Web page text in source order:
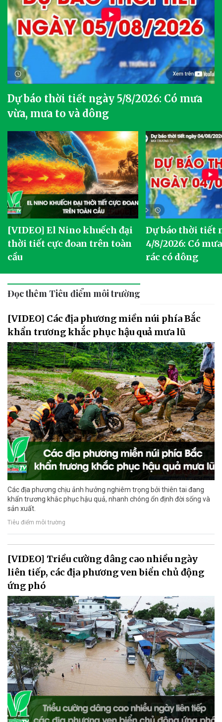
Dự báo thời tiết ngày 5/8/2026: Có mưa
vừa, mưa to và dông
[VIDEO] El Nino khuếch đại
thời tiết cực đoan trên toàn
cầu
Dự báo thời tiết
4/8/2026: Có
rác có dông
Đọc thêm Tiêu điểm môi trường
[VIDEO] Các địa phương miền núi phía Bắc
khẩn trương khắc phục hậu quả mưa lũ
Các địa phương chịu ảnh hưởng nghiêm trọng bởi thiên tai đang
khẩn trương khắc phục hậu quả, nhanh chóng ổn định đời sống và
sản xuất.
Tiêu điểm môi trường
[VIDEO] Triều cường dâng cao nhiều ngày
liên tiếp, các địa phương ven biển chủ động
ứng phó